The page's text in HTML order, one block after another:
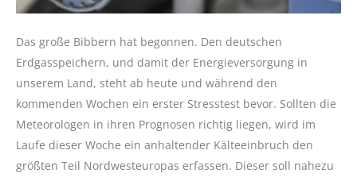
Das große Bibbern hat begonnen. Den deutschen
Erdgasspeichern, und damit der Energieversorgung in
unserem Land, steht ab heute und während den
kommenden Wochen ein erster Stresstest bevor. Sollten die
Meteorologen in ihren Prognosen richtig liegen, wird im
Laufe dieser Woche ein anhaltender Kälteeinbruch den
größten Teil Nordwesteuropas erfassen. Dieser soll nahezu